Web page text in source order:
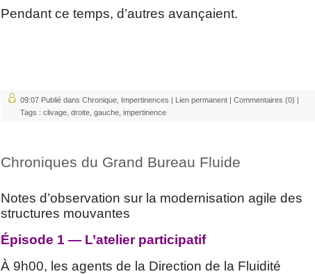
Pendant ce temps, d’autres avançaient.
09:07 Publié dans Chronique Impertinences | Lien permanent | Commentaires (0) |
Tags : clivage droite gauche impertinence
Chroniques du Grand Bureau Fluide
Notes d’observation sur la modernisation agile des
structures mouvantes
Épisode 1 — L’atelier participatif
À 9h00, les agents de la Direction de la Fluidité